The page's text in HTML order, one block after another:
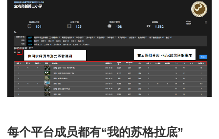
每个平台成员都有“我的苏格拉底”